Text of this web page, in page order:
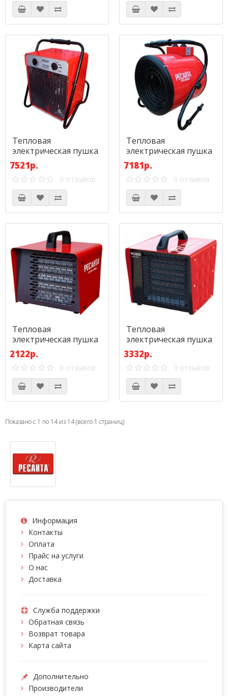
Тепловая
электрическая пушка
Ресанта ТЭП-9000
7521р.
0 отзывов
Тепловая
электрическая пушка
Ресанта ТЭП-9000К
(круглая)
7181р.
0 отзывов
Тепловая
электрическая пушка
Ресанта ТЭПК-2000
(керам.нагревательный
элемент)
2122р.
0 отзывов
Тепловая
электрическая пушка
Ресанта ТЭПК-3000
(керам.нагревательный
элемент)
3332р.
0 отзывов
Показано с 1 по 14 из 14 (всего 1 страниц)
Информация
Контакты
Оплата
Прайс на услуги
О нас
Доставка
Служба поддержки
Обратная связь
Возврат товара
Карта сайта
Дополнительно
Производители